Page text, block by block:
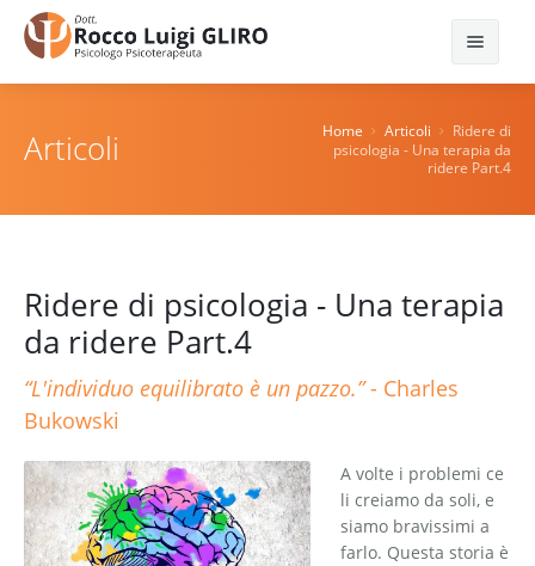
Articoli
Video
Racconti
Contatti
Articoli Home Articoli
Ridere di
psicologia - Una terapia da
ridere Part.4
Ridere di psicologia - Una terapia
da ridere Part.4
“L'individuo equilibrato è un pazzo.”- Charles
Bukowski
A volte i problemi ce
li creiamo da soli, e
siamo bravissimi a
farlo. Questa storia è